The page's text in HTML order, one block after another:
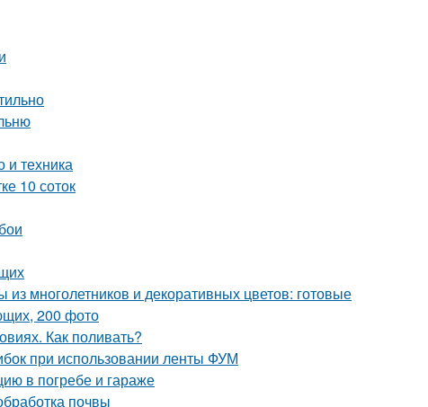
и техника
10 соток
многолетников и декоративных цветов: готовые
200 фото
Как поливать?
при использовании ленты ФУМ
в погребе и гараже
почвы